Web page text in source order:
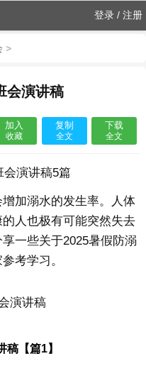
登录 / 注册
>
会演讲稿
加入
收藏
复制
全文
下载
全文
会演讲稿5篇
加溺水的发生率。人体
人也极有可能突然失去
一些关于2025暑假防溺
考学习。
【篇1】